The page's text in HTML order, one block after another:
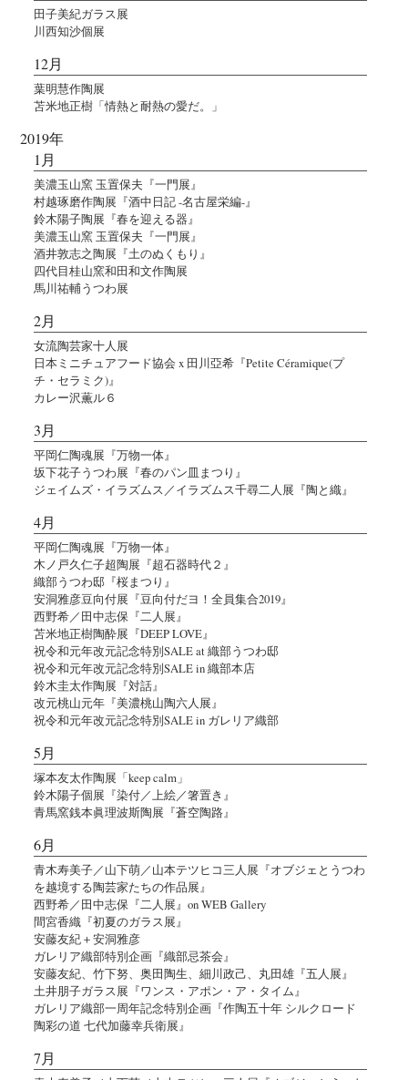
田子美紀ガラス展
川西知沙個展
12月
葉明慧作陶展
苫米地正樹「情熱と耐熱の愛だ。」
2019年
1月
美濃玉山窯 玉置保夫『一門展』
村越琢磨作陶展『酒中日記 -名古屋栄編-』
鈴木陽子陶展『春を迎える器』
美濃玉山窯 玉置保夫『一門展』
酒井敦志之陶展『土のぬくもり』
四代目桂山窯和田和文作陶展
馬川祐輔うつわ展
2月
女流陶芸家十人展
日本ミニチュアフード協会 x 田川亞希『Petite Céramique(プ
チ・セラミク)』
カレー沢薫ル６
3月
平岡仁陶魂展『万物一体』
坂下花子うつわ展『春のパン皿まつり』
ジェイムズ・イラズムス／イラズムス千尋二人展『陶と織』
4月
平岡仁陶魂展『万物一体』
木ノ戸久仁子超陶展『超石器時代２』
織部うつわ邸『桜まつり』
安洞雅彦豆向付展『豆向付だヨ！全員集合2019』
西野希／田中志保『二人展』
苫米地正樹陶酔展『DEEP LOVE』
祝令和元年改元記念特別SALE at 織部うつわ邸
祝令和元年改元記念特別SALE in 織部本店
鈴木圭太作陶展『対話』
改元桃山元年『美濃桃山陶六人展』
祝令和元年改元記念特別SALE in ガレリア織部
5月
塚本友太作陶展「keep calm」
鈴木陽子個展『染付／上絵／箸置き』
青馬窯銭本眞理波斯陶展『蒼空陶路』
6月
青木寿美子／山下萌／山本テツヒコ三人展『オブジェとうつわ
を越境する陶芸家たちの作品展』
西野希／田中志保『二人展』on WEB Gallery
間宮香織『初夏のガラス展』
安藤友紀＋安洞雅彦
ガレリア織部特別企画『織部忌茶会』
安藤友紀、竹下努、奥田陶生、細川政己、丸田雄『五人展』
土井朋子ガラス展『ワンス・アポン・ア・タイム』
ガレリア織部一周年記念特別企画『作陶五十年 シルクロード
陶彩の道 七代加藤幸兵衛展』
7月